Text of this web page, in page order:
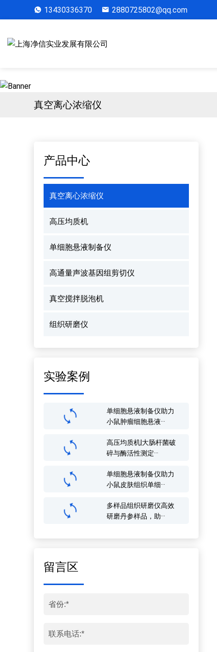
13430336370 2880725802@qq.com
真空离心浓缩仪
产品中心
真空离心浓缩仪
高压均质机
单细胞悬液制备仪
高通量声波基因组剪切仪
真空搅拌脱泡机
组织研磨仪
实验案例
单细胞悬液制备仪助力
小鼠肿瘤细胞悬液···
高压均质机|大肠杆菌破
碎与酶活性测定···
单细胞悬液制备仪助力
小鼠皮肤组织单细···
多样品组织研磨仪高效
研磨丹参样品，助···
留言区